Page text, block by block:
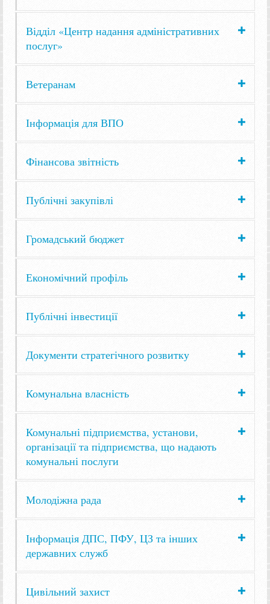
Відділ «Центр надання адміністративних
послуг»
Ветеранам
Інформація для ВПО
Фінансова звітність
Публічні закупівлі
Громадський бюджет
Економічний профіль
Публічні інвестиції
Документи стратегічного розвитку
Комунальна власність
Комунальні підприємства, установи,
організації та підприємства, що надають
комунальні послуги
Молодіжна рада
Інформація ДПС, ПФУ, ЦЗ та інших
державних служб
Цивільний захист